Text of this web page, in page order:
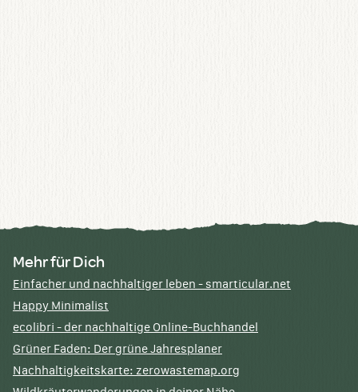
Mehr für Dich
Einfacher und nachhaltiger leben - smarticular.net
Happy Minimalist
ecolibri - der nachhaltige Online-Buchhandel
Grüner Faden: Der grüne Jahresplaner
Nachhaltigkeitskarte: zerowastemap.org